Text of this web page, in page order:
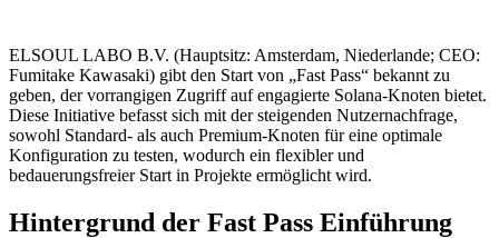
ELSOUL LABO B.V. (Hauptsitz: Amsterdam, Niederlande; CEO:
Fumitake Kawasaki) gibt den Start von „Fast Pass“ bekannt zu
geben, der vorrangigen Zugriff auf engagierte Solana-Knoten bietet.
Diese Initiative befasst sich mit der steigenden Nutzernachfrage,
sowohl Standard- als auch Premium-Knoten für eine optimale
Konfiguration zu testen, wodurch ein flexibler und
bedauerungsfreier Start in Projekte ermöglicht wird.
Hintergrund der Fast Pass Einführung